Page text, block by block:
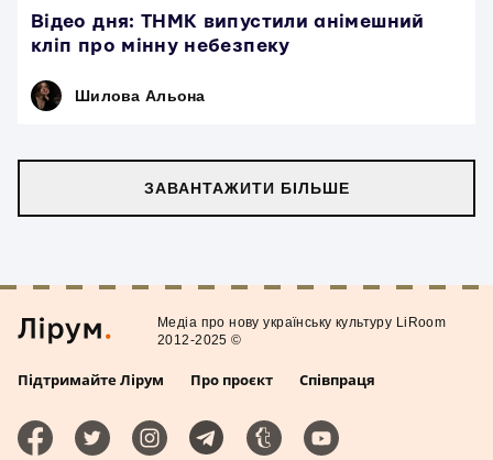
Відео дня: ТНМК випустили анімешний
кліп про мінну небезпеку
Шилова Альона
ЗАВАНТАЖИТИ БІЛЬШЕ
Підтримайте Лірум Про проєкт Співпраця
Медiа про нову українську культуру LiRoom
2012-2025 ©